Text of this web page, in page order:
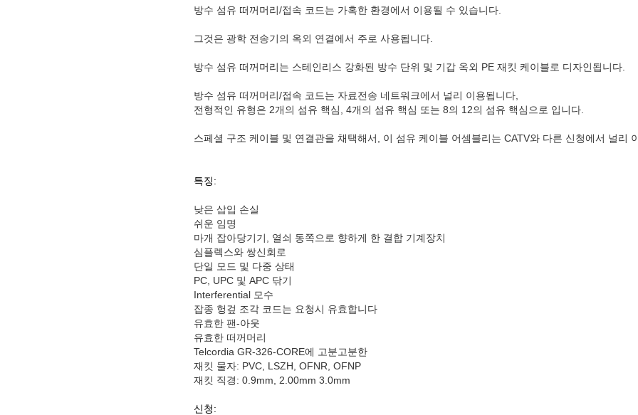
방수 섬유 떠꺼머리/접속 코드는 가혹한 환경에서 이용될 수 있습니다.
그것은 광학 전송기의 옥외 연결에서 주로 사용됩니다.
방수 섬유 떠꺼머리는 스테인리스 강화된 방수 단위 및 기갑 옥외 PE 재킷 케이블로 디자인됩니다.
방수 섬유 떠꺼머리/접속 코드는 자료전송 네트워크에서 널리 이용됩니다,
전형적인 유형은 2개의 섬유 핵심, 4개의 섬유 핵심 또는 8의 12의 섬유 핵심으로 입니다.
스페셜 구조 케이블 및 연결관을 채택해서, 이 섬유 케이블 어셈블리는 CATV와 다른 신청에서 널리
특징:
낮은 삽입 손실
쉬운 임명
마개 잡아당기기, 열쇠 동쪽으로 향하게 한 결합 기계장치
심플렉스와 쌍신회로
단일 모드 및 다중 상태
PC, UPC 및 APC 닦기
Interferential 모수
잡종 헝겊 조각 코드는 요청시 유효합니다
유효한 팬-아웃
유효한 떠꺼머리
Telcordia GR-326-CORE에 고분고분한
재킷 물자: PVC, LSZH, OFNR, OFNP
재킷 직경: 0.9mm, 2.00mm 3.0mm
신청: